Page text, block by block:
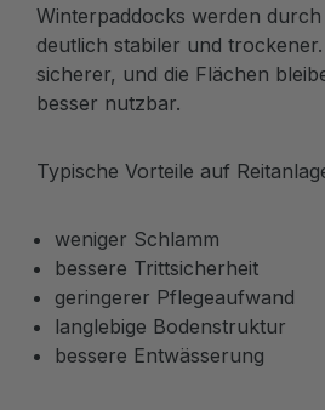
Winterpaddocks werden
deutlich stabiler und
sicherer, und die Flächen
besser nutzbar.
Typische Vorteile auf
weniger Schlamm
bessere Trittsicherheit
geringerer Pflegeaufwand
langlebige Bodenstruktur
bessere Entwässerung